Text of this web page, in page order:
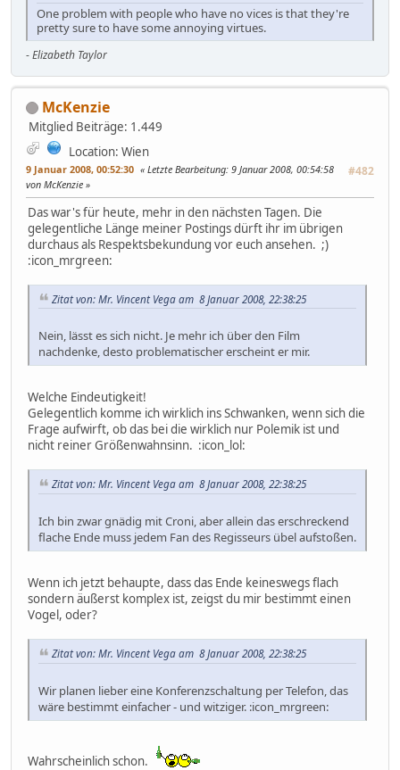
One problem with people who have no vices is that they're
pretty sure to have some annoying virtues.
-Elizabeth Taylor
McKenzie
Mitglied Beiträge: 1.449
Location: Wien
9 Januar 2008, 00:52:30 #482
Letzte Bearbeitung: 9 Januar 2008, 00:54:58
von McKenzie
Das war's für heute, mehr in den nächsten Tagen. Die
gelegentliche Länge meiner Postings dürft ihr im übrigen
durchaus als Respektsbekundung vor euch ansehen. ;)
:icon_mrgreen:
Zitat von: Mr. Vincent Vega am 8 Januar 2008, 22:38:25
Nein, lässt es sich nicht. Je mehr ich über den Film
nachdenke, desto problematischer erscheint er mir.
Welche Eindeutigkeit!
Gelegentlich komme ich wirklich ins Schwanken, wenn sich die
Frage aufwirft, ob das bei die wirklich nur Polemik ist und
nicht reiner Größenwahnsinn. :icon_lol:
Zitat von: Mr. Vincent Vega am 8 Januar 2008, 22:38:25
Ich bin zwar gnädig mit Croni, aber allein das erschreckend
flache Ende muss jedem Fan des Regisseurs übel aufstoßen.
Wenn ich jetzt behaupte, dass das Ende keineswegs flach
sondern äußerst komplex ist, zeigst du mir bestimmt einen
Vogel, oder?
Zitat von: Mr. Vincent Vega am 8 Januar 2008, 22:38:25
Wir planen lieber eine Konferenzschaltung per Telefon, das
wäre bestimmt einfacher - und witziger. :icon_mrgreen:
Wahrscheinlich schon.